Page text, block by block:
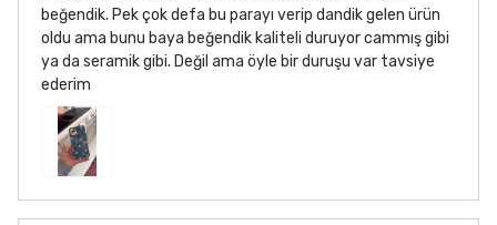
beğendik. Pek çok defa bu parayı verip dandik gelen ürün
oldu ama bunu baya beğendik kaliteli duruyor cammış gibi
ya da seramik gibi. Değil ama öyle bir duruşu var tavsiye
ederim